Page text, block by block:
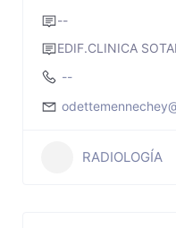
--
EDIF.CLINICA
--
RADIOLOGÍA